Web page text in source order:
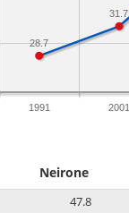
1991 2001
31.7
28.7
Neirone
47.8